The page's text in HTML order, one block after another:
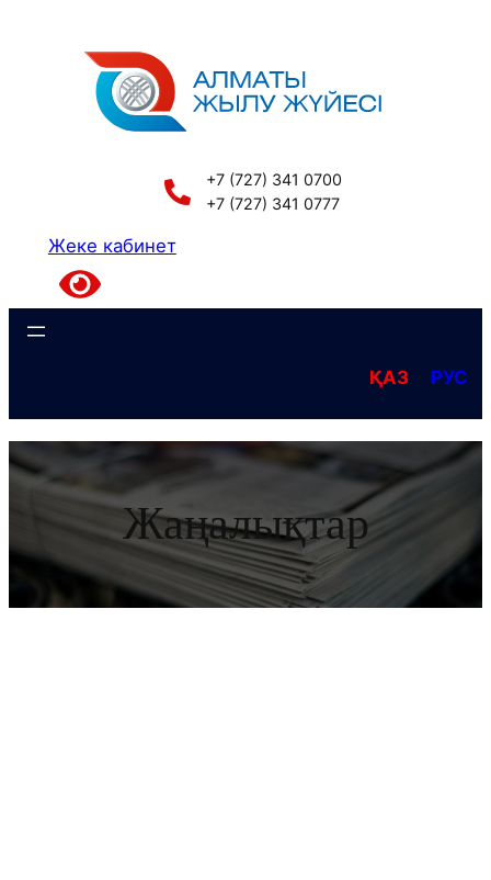
содержимому
+7 (727) 341 0700
+7 (727) 341 0777
Жеке кабинет
ҚАЗ РУС
Жаңалықтар